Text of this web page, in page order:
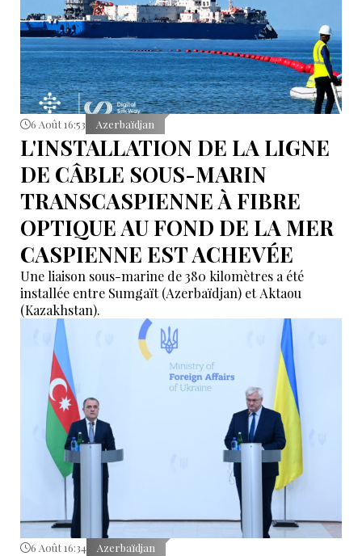
6 Août 16:53 Azerbaïdjan
L'INSTALLATION DE LA LIGNE
DE CÂBLE SOUS-MARIN
TRANSCASPIENNE À FIBRE
OPTIQUE AU FOND DE LA MER
CASPIENNE EST ACHEVÉE
Une liaison sous-marine de 380 kilomètres a été
installée entre Sumgaït (Azerbaïdjan) et Aktaou
(Kazakhstan).
6 Août 16:34 Azerbaïdjan